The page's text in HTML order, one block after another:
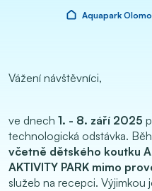
Aquapark
Vážení návštěvníci,
ve dnech 1. - 8. září 2025
technologická odstávka.
včetně dětského koutku
AKTIVITY PARK mimo
služeb na recepci. Výjimkou